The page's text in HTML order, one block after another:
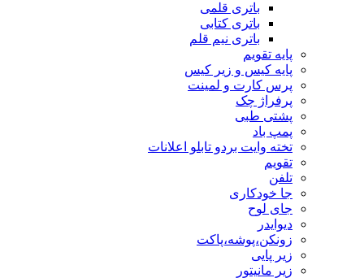
باتری قلمی
باتری کتابی
باتری نیم قلم
پایه تقویم
پایه کیس و زیر کیس
پرس کارت و لمینت
پرفراژ چک
پشتی طبی
پمپ باد
تخته وایت بردو تابلو اعلانات
تقویم
تلفن
جا خودکاری
جای لوح
دیوایدر
زونکن،پوشه،پاکت
زیر پایی
زیر مانیتور